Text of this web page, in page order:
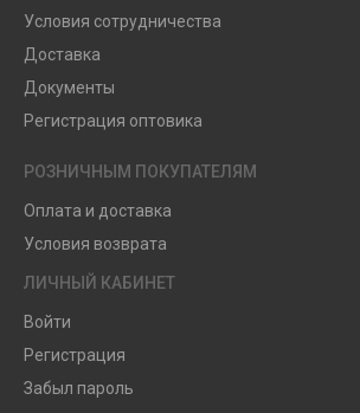
Условия сотрудничества
Доставка
Документы
Регистрация оптовика
РОЗНИЧНЫМ ПОКУПАТЕЛЯМ
Оплата и доставка
Условия возврата
ЛИЧНЫЙ КАБИНЕТ
Войти
Регистрация
Забыл пароль